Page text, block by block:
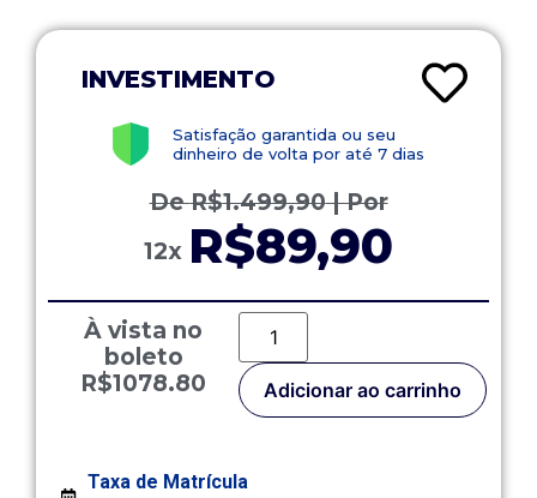
INVESTIMENTO
Satisfação garantida ou seu
dinheiro de volta por até 7 dias
DeR$1.499,90| Por
12x R$89,90
À vista no
boleto
R$1078.80
Adicionar ao carrinho
Taxa de Matrícula